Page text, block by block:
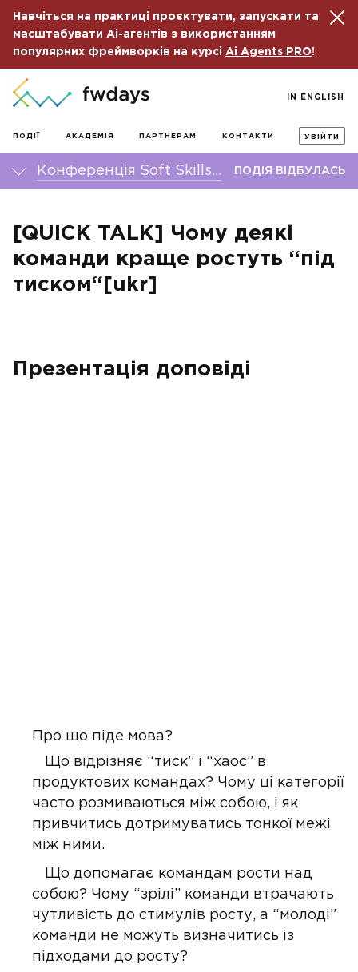
Навчіться на практиці проєктувати, запускати та
масштабувати Ai-агентів з використанням
популярних фреймворків на курсі Ai Agents PRO!
ПОДІЇ АКАДЕМІЯ ПАРТНЕРАМ КОНТАКТИ УВІЙТИ
IN ENGLISH
Конференція Soft Skills fwdays'25 ПОДІЯ ВІДБУЛАСЬ
[QUICK TALK] Чому деякі
команди краще ростуть “під
тиском“[ukr]
Презентація доповіді
Про що піде мова?
Що відрізняє “тиск” і “хаос” в
продуктових командах? Чому ці категорії
часто розмиваються між собою, і як
привчитись дотримуватись тонкої межі
між ними.
Що допомагає командам рости над
собою? Чому “зрілі” команди втрачають
чутливість до стимулів росту, а “молоді”
команди не можуть визначитись із
підходами до росту?